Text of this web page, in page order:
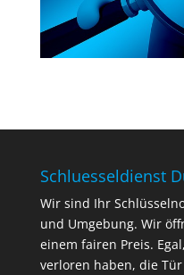
Schluesseldienst
Wir sind Ihr
und Umgebung. Wir
einem fairen Preis.
verloren haben, die